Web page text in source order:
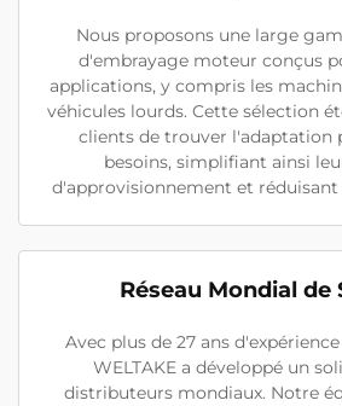
Nous proposons une large
d'embrayage moteur conçus
applications, y compris les
véhicules lourds. Cette sélection
clients de trouver l'adaptation
besoins, simplifiant ainsi
d'approvisionnement et
Réseau Mondial de
Avec plus de 27 ans
WELTAKE a développé un
distributeurs mondiaux. Notre